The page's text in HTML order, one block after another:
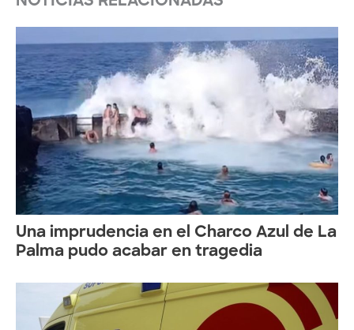
Una imprudencia en el Charco Azul de La
Palma pudo acabar en tragedia